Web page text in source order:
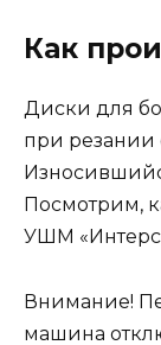
Как
Диски для
при резании
Посмотрим,
УШМ
Внимание!
машина